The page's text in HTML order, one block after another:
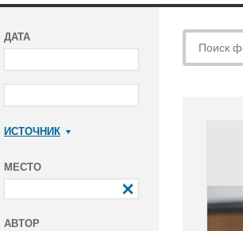
ДАТА
ИСТОЧНИК
МЕСТО
АВТОР